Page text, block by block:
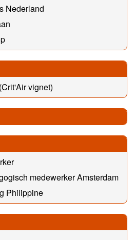
Nederland
vignet)
medewerker Amsterdam
Philippine